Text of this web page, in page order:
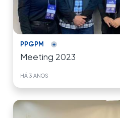
PPGPM
Meeting 2023
HÁ 3 ANOS